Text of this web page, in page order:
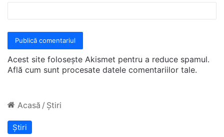
Acest site folosește Akismet pentru a reduce spamul.
Află cum sunt procesate datele comentariilor tale.